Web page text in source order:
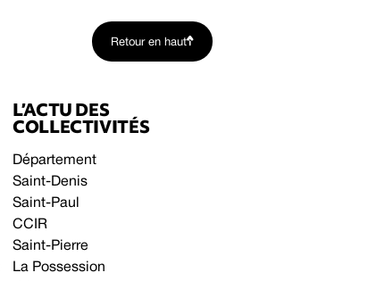
Retour en haut
L’ACTU DES
COLLECTIVITÉS
Département
Saint-Denis
Saint-Paul
CCIR
Saint-Pierre
La Possession